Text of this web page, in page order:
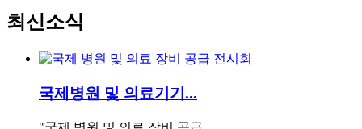
최신소식
국제병원 및 의료기기...